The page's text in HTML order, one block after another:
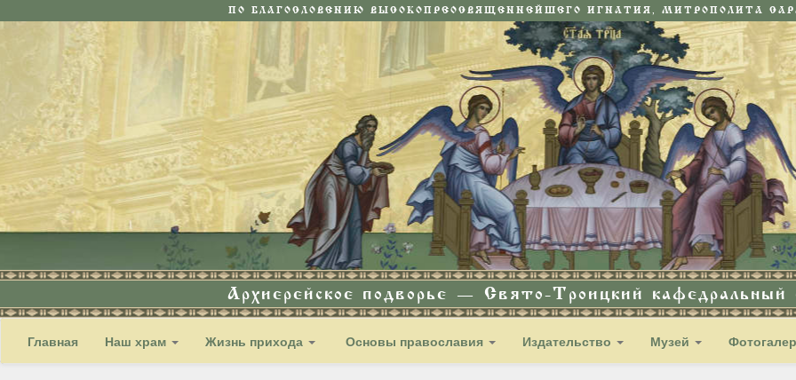
ПО БЛАГОСЛОВЕНИЮ ВЫСОКОПРЕОСВЯЩЕННЕЙШЕГО ИГНАТИЯ, МИТРОПОЛИТА
Архиерейское подворье — Свято-Троицкий кафедральный
Главная Наш храм Жизнь прихода Основы православия Издательство Музей